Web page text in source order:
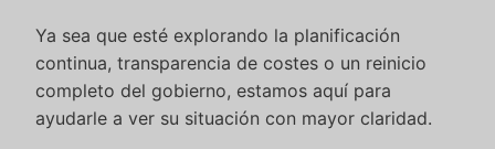
Ya sea que esté explorando la planificación
continua, transparencia de costes o un reinicio
completo del gobierno, estamos aquí para
ayudarle a ver su situación con mayor claridad.